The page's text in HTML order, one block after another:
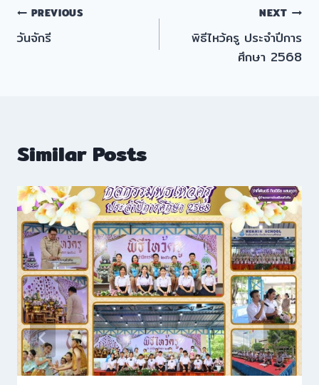
แนะแนว
เรื่อง
PREVIOUS
วันจักรี
NEXT
พิธีไหว้ครู ประจำปีการ
ศึกษา 2568
Similar Posts